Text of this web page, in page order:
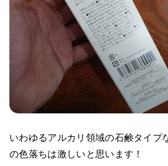
いわゆるアルカリ領域の石鹸タイプ
の色落ちは激しいと思います！